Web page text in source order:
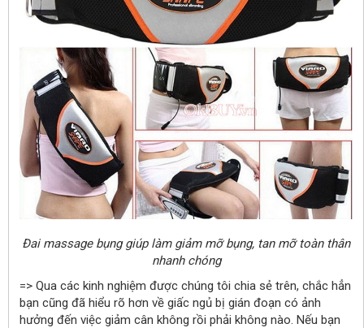
Đai massage bụng giúp làm giảm mỡ bụng, tan mỡ toàn thân
nhanh chóng
=> Qua các kinh nghiệm được chúng tôi chia sẻ trên, chắc hẳn
bạn cũng đã hiểu rõ hơn về giấc ngủ bị gián đoạn có ảnh
hưởng đến việc giảm cân không rồi phải không nào. Nếu bạn